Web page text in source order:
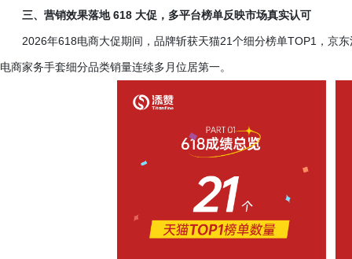
三、营销效果落地618 大促，多平台榜单反映市场真实认可
2026年618电商大促期间，品牌斩获天猫21个细分榜单TOP1，京
电商家务手套细分品类销量连续多月位居第一。